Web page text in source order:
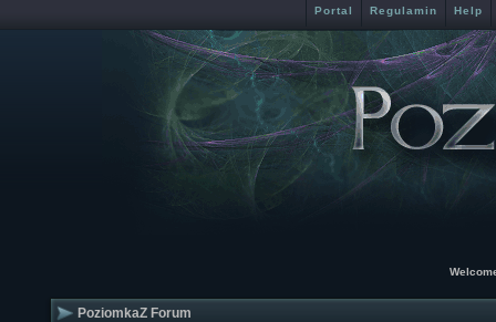
Portal Regulamin Help
PoziomkaZ Forum